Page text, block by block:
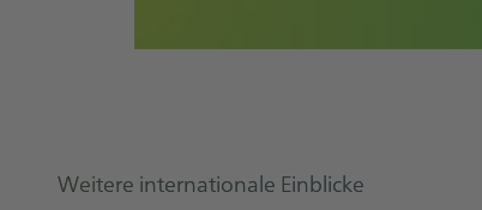
Weitere internationale Einblicke